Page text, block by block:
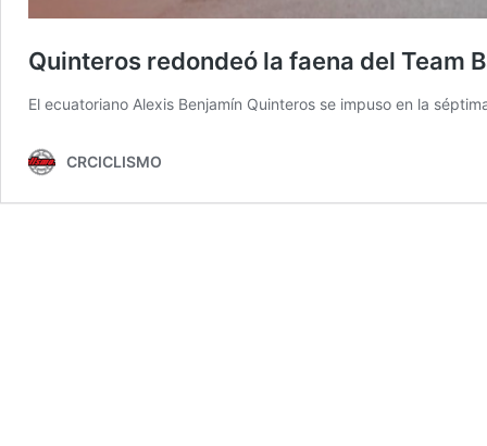
Quinteros redondeó la faena del Team
El ecuatoriano Alexis Benjamín Quinteros se impuso en la
CRCICLISMO